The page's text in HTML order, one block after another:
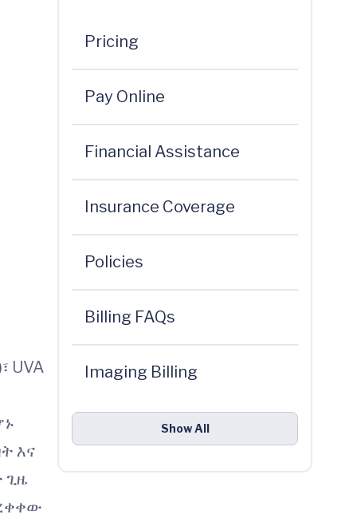
UVA
እና
ጊዜ
Pricing
Pay Online
Financial Assistance
Insurance Coverage
Policies
Billing FAQs
Imaging Billing
Show All